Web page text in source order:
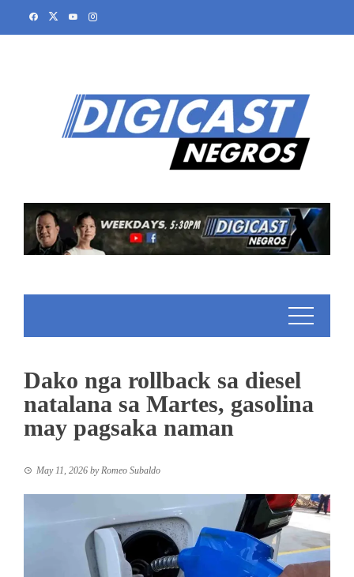
Dako nga rollback sa diesel
natalana sa Martes, gasolina
may pagsaka naman
May 11, 2026 by Romeo Subaldo